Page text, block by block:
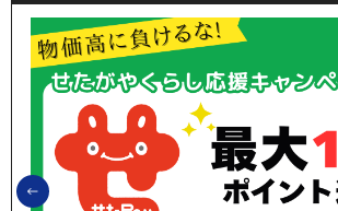
前のスライドを表示